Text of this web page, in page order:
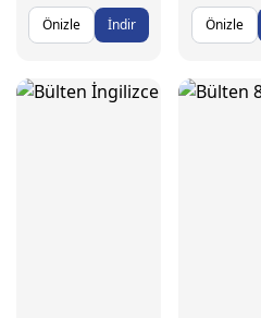
Önizle
İndir
Önizle